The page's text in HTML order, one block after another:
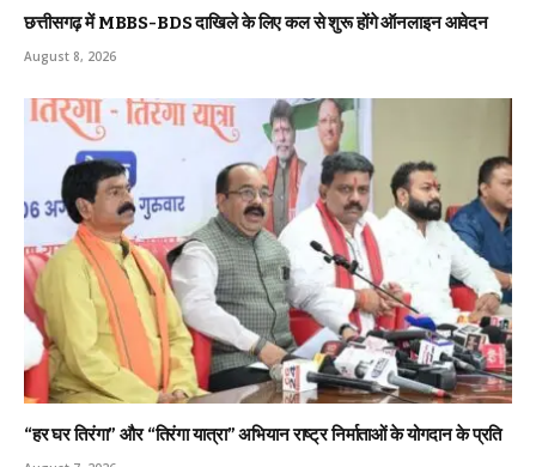
छत्तीसगढ़ में MBBS-BDS दाखिले के लिए कल से शुरू होंगे ऑनलाइन आवेदन
August 8, 2026
“हर घर तिरंगा” और “तिरंगा यात्रा” अभियान राष्ट्र निर्माताओं के योगदान के प्रति